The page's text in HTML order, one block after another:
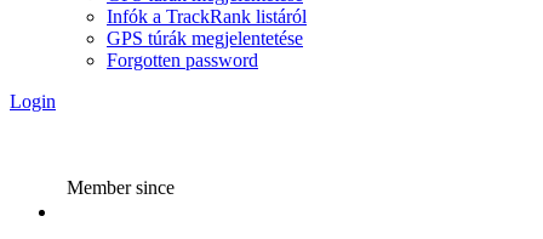
Infók a TrackRank listáról
GPS túrák megjelentetése
Forgotten password
Login
Member since